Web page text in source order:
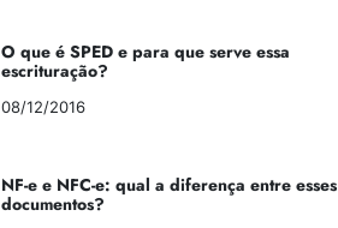
O que é SPED e para que serve essa
escrituração?
08/12/2016
NF-e e NFC-e: qual a diferença entre esses
documentos?